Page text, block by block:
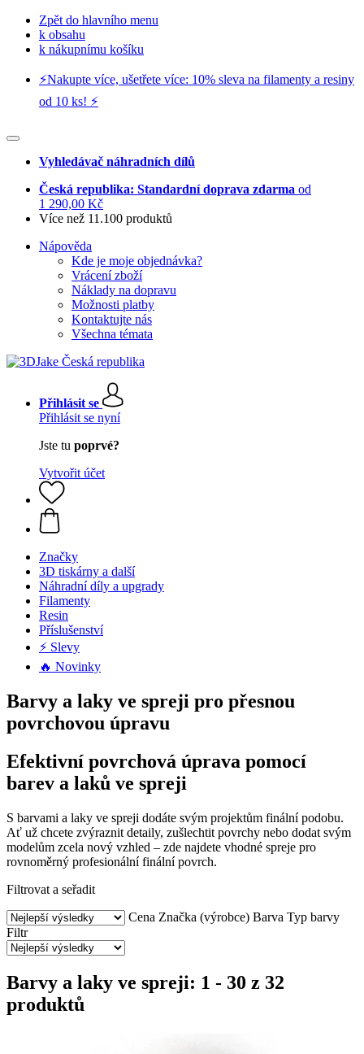
Zpět do hlavního menu
k obsahu
k nákupnímu košíku
⚡️Nakupte více, ušetřete více: 10% sleva na filamenty a resiny
od 10 ks! ⚡️
Vyhledávač náhradních dílů
Česká republika: Standardní doprava zdarma od
1 290,00 Kč
Více než 11.100 produktů
Nápověda
Kde je moje objednávka?
Vrácení zboží
Náklady na dopravu
Možnosti platby
Kontaktujte nás
Všechna témata
Přihlásit se
Přihlásit se nyní
Jste tu poprvé?
Vytvořit účet
Značky
3D tiskárny a další
Náhradní díly a upgrady
Filamenty
Resin
Příslušenství
⚡ Slevy
🔥 Novinky
Barvy a laky ve spreji pro přesnou
povrchovou úpravu
Efektivní povrchová úprava pomocí
barev a laků ve spreji
S barvami a laky ve spreji dodáte svým projektům finální podobu.
Ať už chcete zvýraznit detaily, zušlechtit povrchy nebo dodat svým
modelům zcela nový vzhled – zde najdete vhodné spreje pro
rovnoměrný profesionální finální povrch.
Filtrovat a seřadit
Cena Značka (výrobce) Barva Typ barvy
Filtr
Barvy a laky ve spreji: 1 - 30 z 32
produktů